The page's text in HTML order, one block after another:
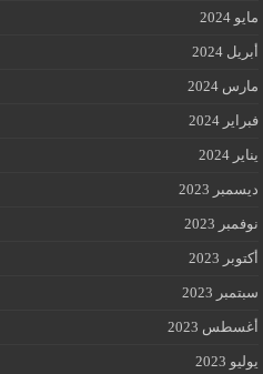
مايو 2024
أبريل 2024
مارس 2024
فبراير 2024
يناير 2024
ديسمبر 2023
نوفمبر 2023
أكتوبر 2023
سبتمبر 2023
أغسطس 2023
يوليو 2023